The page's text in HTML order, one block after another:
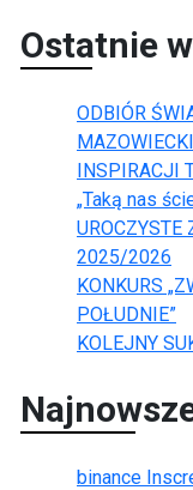
Ostatnie
ODBIÓR
INSPIRACJI
„Taką nas
UROCZYSTE
2025/2026
KONKURS
POŁUDNIE”
KOLEJNY
binance